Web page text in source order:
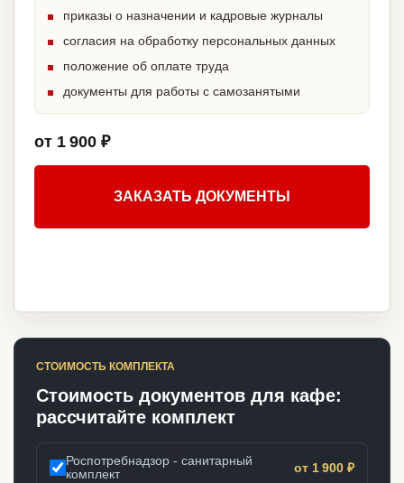
приказы о назначении и кадровые журналы
согласия на обработку персональных данных
положение об оплате труда
документы для работы с самозанятыми
от 1 900 ₽
ЗАКАЗАТЬ ДОКУМЕНТЫ
СТОИМОСТЬ КОМПЛЕКТА
Стоимость документов для кафе:
рассчитайте комплект
Роспотребнадзор - санитарный
комплект
от 1 900 ₽